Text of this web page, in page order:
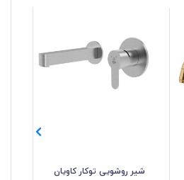
شیر روشویی توکار کاویان